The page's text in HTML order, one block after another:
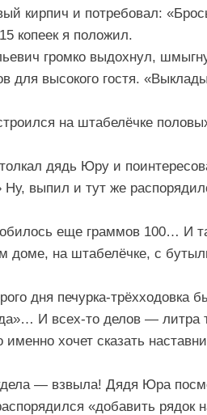
кирпич и потребовал:
копеек я положил.
громко выдохнул,
для высокого гостя.
на штабелёчке
дядь Юру и
выпил и тут же
еще граммов 100… И
на штабелёчке, с
дня печурка-трёхходовка
И всех-то делов — литра
хочет сказать
— взвыла! Дядя Юра
«добавить рядок